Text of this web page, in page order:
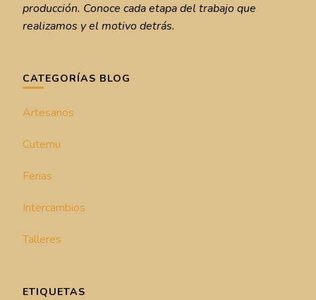
producción. Conoce cada etapa del trabajo que
realizamos y el motivo detrás.
CATEGORÍAS BLOG
Artesanos
Cutemu
Ferias
Intercambios
Talleres
ETIQUETAS